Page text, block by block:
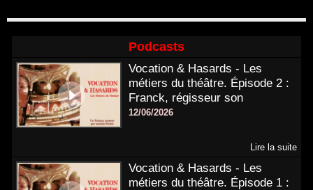
Podcasts
Vocation & Hasards - Les
métiers du théâtre. Épisode 2 :
Franck, régisseur son
12/06/2026
Lire la suite
Vocation & Hasards - Les
métiers du théâtre. Épisode 1 :